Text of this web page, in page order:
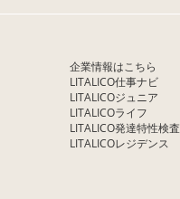
企業情報はこちら
LITALICO仕事ナビ
LITALICOジュニア
LITALICOライフ
LITALICO発達特性検査
LITALICOレジデンス